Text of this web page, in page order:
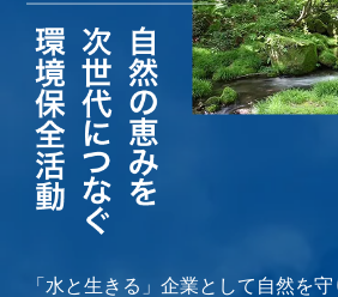
「水と生きる」企業として自然を